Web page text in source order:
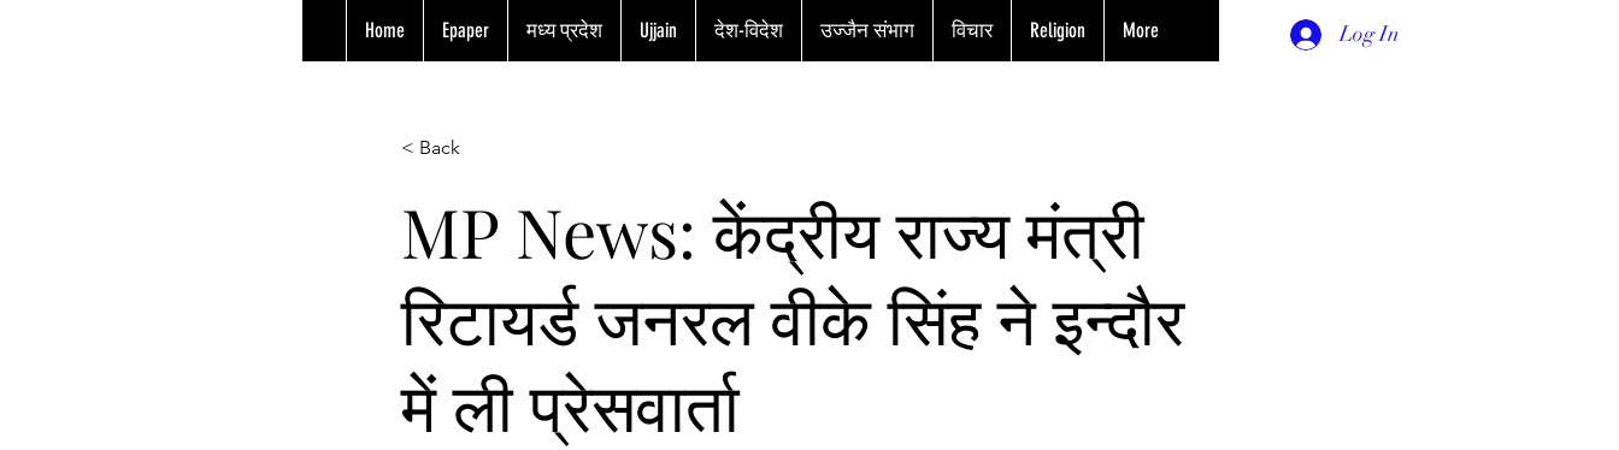
Home Epaper मध्य प्रदेश Ujjain देश-विदेश उज्जैन संभाग विचार Religion More Log In
< Back
MP News: केंद्रीय राज्य मंत्री
रिटायर्ड जनरल वीके सिंह ने इन्दौर
में ली प्रेसवार्ता